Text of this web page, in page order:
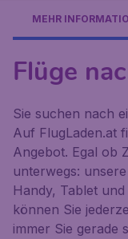
MEHR
Flüge
Sie suchen nach
Auf FlugLaden.at
Angebot. Egal ob
unterwegs:
Handy, Tablet
können Sie
immer Sie gerade